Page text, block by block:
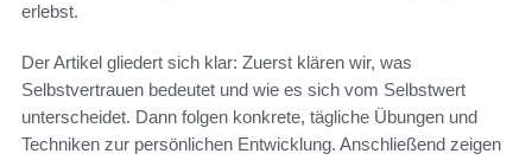
erlebst.
Der Artikel gliedert sich klar: Zuerst klären wir, was
Selbstvertrauen bedeutet und wie es sich vom Selbstwert
unterscheidet. Dann folgen konkrete, tägliche Übungen und
Techniken zur persönlichen Entwicklung. Anschließend zeigen